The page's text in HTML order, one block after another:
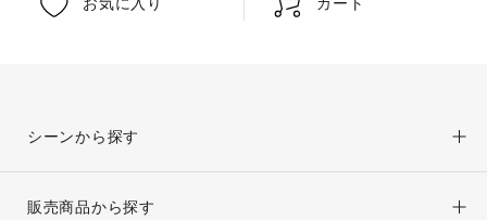
シーンから探す
販売商品から探す